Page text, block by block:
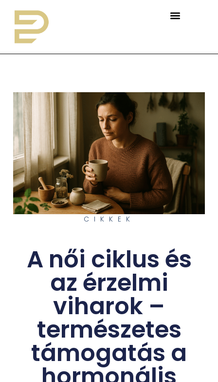
CIKKEK
A női ciklus és
az érzelmi
viharok –
természetes
támogatás a